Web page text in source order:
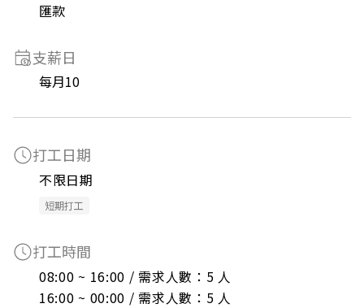
匯款
支薪日
每月10
打工日期
不限日期
短期打工
打工時間
08:00 ~ 16:00 / 需求人數：5 人
16:00 ~ 00:00 / 需求人數：5 人